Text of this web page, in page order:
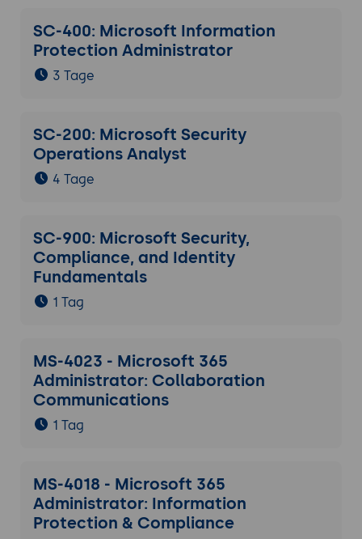
SC-400: Microsoft Information
Protection Administrator
3 Tage
SC-200: Microsoft Security
Operations Analyst
4 Tage
SC-900: Microsoft Security,
Compliance, and Identity
Fundamentals
1 Tag
MS-4023 - Microsoft 365
Administrator: Collaboration
Communications
1 Tag
MS-4018 - Microsoft 365
Administrator: Information
Protection & Compliance